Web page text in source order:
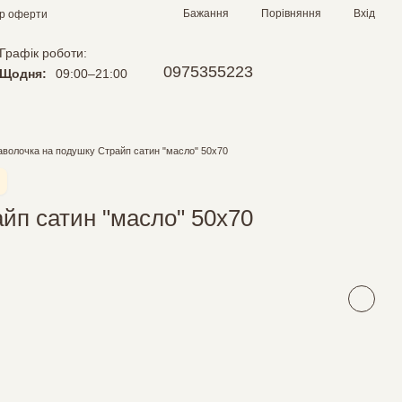
оферти Бажання Порівняння Вхід
Графік роботи:
Щодня:
09:00–21:00 0975355223
на подушку Страйп сатин "масло" 50х70
сатин "масло" 50х70